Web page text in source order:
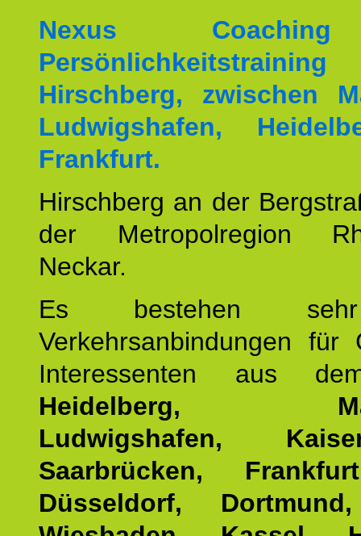
Nexus
Hirschberg, zwischen
Ludwigshafen,
Frankfurt.
Hirschberg an der
der Metropolregion
Neckar.
Es bestehen
Verkehrsanbindungen für
Interessenten aus
Heidelberg,
Ludwigshafen,
Saarbrücken,
Düsseldorf,